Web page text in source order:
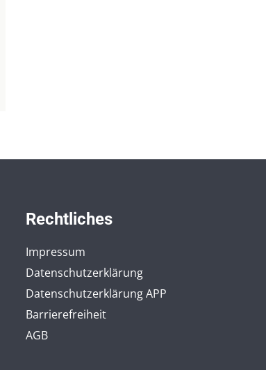
Rechtliches
Impressum
Datenschutzerklärung
Datenschutzerklärung APP
Barrierefreiheit
AGB